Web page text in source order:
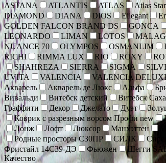
ASTANA
ATLANTIS ATLAS Atlas Star
DIAMOND
DIANA DIOS Eilegant
GOLDEN FALCON BRAND DS
GONCA
LEONARDO
LIMAN LOTOS
NUANCE 70
OLYMPOS OSMANLIM
RICHI
RIMMA LUX RIO ROXY
SHAHREZA
SIERRA SIGMA
UVITA
VALENCIA VALENCIA
Акварель
Акварель де Люкс Альфа
Вивальди
Витебск детский Витебск
Граффити
Декор Джелато Дуэт
Коврик c разрезным ворсом Профи new
Лонж
Лофт Люксор Манхэттен
Родные просторы С30ПР
СИЛК
Фристайл 14С39-ДЭ
Фьюжен Шегги
Качество